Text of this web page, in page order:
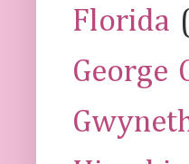
Florida
George